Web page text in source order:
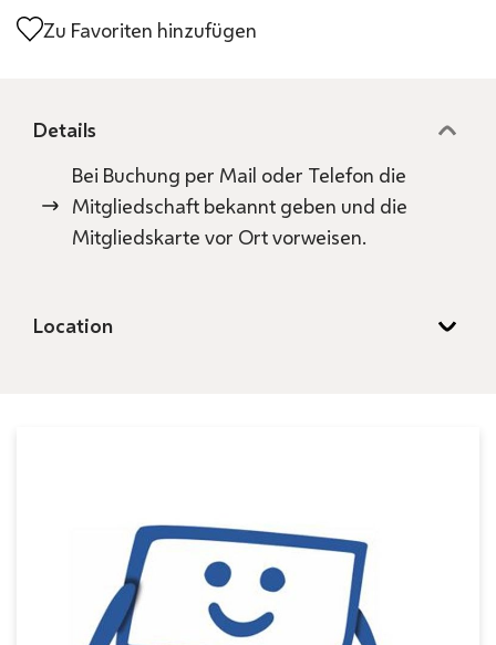
Zu Favoriten hinzufügen
Details
Bei Buchung per Mail oder Telefon die
Mitgliedschaft bekannt geben und die
Mitgliedskarte vor Ort vorweisen.
Location